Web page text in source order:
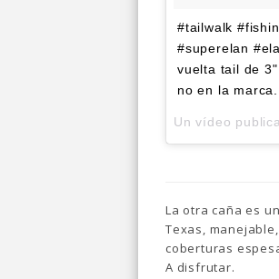
#tailwalk
#superelan
vuelta tail de
no en la
Un vídeo
La otra caña es
Texas,
coberturas
A disfrutar.